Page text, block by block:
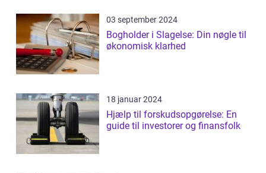
03 september 2024
Bogholder i Slagelse: Din nøgle til
økonomisk klarhed
18 januar 2024
Hjælp til forskudsopgørelse: En
guide til investorer og finansfolk